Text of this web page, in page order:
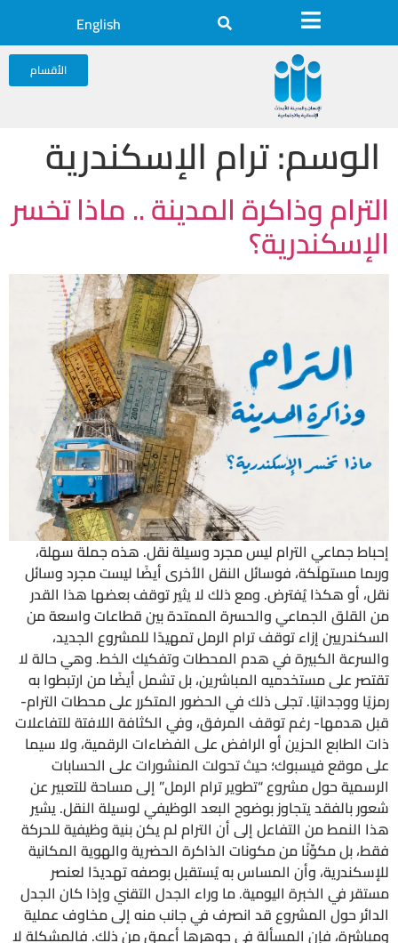
English
الأقسام
الوسم:ترام الإسكندرية
الترام وذاكرة المدينة .. ماذا تخسر
الإسكندرية؟
إحباط جماعي الترام ليس مجرد وسيلة نقل. هذه جملة سهلة،
وربما مستهلَكة، فوسائل النقل الأخرى أيضًا ليست مجرد وسائل
نقل، أو هكذا يُفترض. ومع ذلك لا يثير توقف بعضها هذا القدر
من القلق الجماعي والحسرة الممتدة بين قطاعات واسعة من
السكندريين إزاء توقف ترام الرمل تمهيدًا للمشروع الجديد،
والسرعة الكبيرة في هدم المحطات وتفكيك الخط. وهي حالة لا
تقتصر على مستخدميه المباشرين، بل تشمل أيضًا من ارتبطوا به
رمزيًا ووجدانيًا. تجلى ذلك في الحضور المتكرر على محطات الترام-
قبل هدمها- رغم توقف المرفق، وفي الكثافة اللافتة للتفاعلات
ذات الطابع الحزين أو الرافض على الفضاءات الرقمية، ولا سيما
على موقع فيسبوك؛ حيث تحولت المنشورات على الحسابات
الرسمية حول مشروع “تطوير ترام الرمل” إلى مساحة للتعبير عن
شعور بالفقد يتجاوز بوضوح البعد الوظيفي لوسيلة النقل. يشير
هذا النمط من التفاعل إلى أن الترام لم يكن بنية وظيفية للحركة
فقط، بل مكوِّنًا من مكونات الذاكرة الحضرية والهوية المكانية
للإسكندرية، وأن المساس به يُستقبل بوصفه تهديدًا لعنصر
مستقر في الخبرة اليومية. ما وراء الجدل التقني وإذا كان الجدل
الدائر حول المشروع قد انصرف في جانب منه إلى مخاوف عملية
ومباشرة، فإن المسألة في جوهرها أعمق من ذلك. فالمشكلة لا